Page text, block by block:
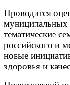
Проводится
муниципальных
тематические
российского и
новые
здоровья и